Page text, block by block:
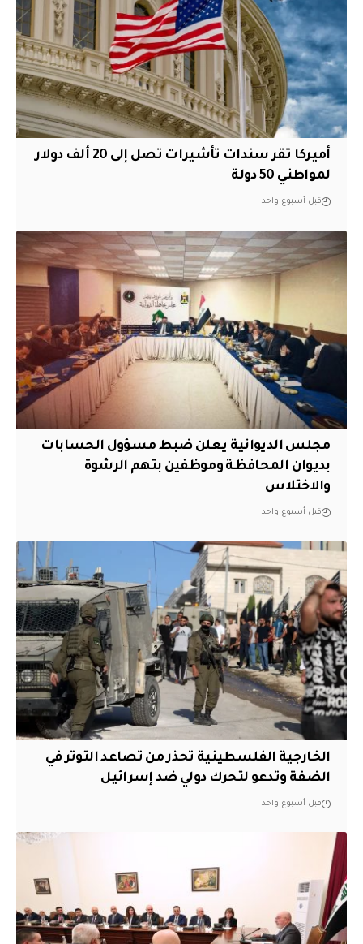
أميركا تقر سندات تأشيرات تصل إلى 20 ألف دولار
لمواطني 50 دولة
قبل أسبوع واحد
مجلس الديوانية يعلن ضبط مسؤول الحسابات
بديوان المحافظة وموظفين بتهم الرشوة
والاختلاس
قبل أسبوع واحد
الخارجية الفلسطينية تحذر من تصاعد التوتر في
الضفة وتدعو لتحرك دولي ضد إسرائيل
قبل أسبوع واحد